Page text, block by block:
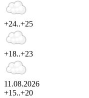
+24..+25
+18..+23
11.08.2026
+15..+20